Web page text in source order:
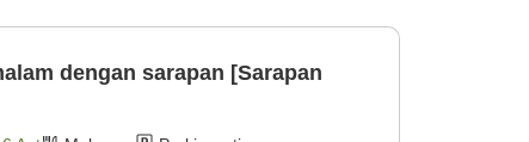
dengan sarapan [Sarapan